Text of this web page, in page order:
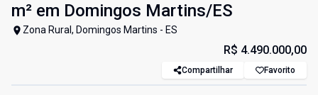
m² em Domingos Martins/ES
Zona Rural, Domingos Martins - ES
R$ 4.490.000,00
Compartilhar Favorito